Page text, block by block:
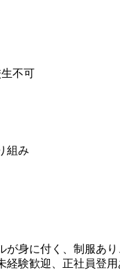
不可
組み
が身に付く、制服あ
経験歓迎、正社員登